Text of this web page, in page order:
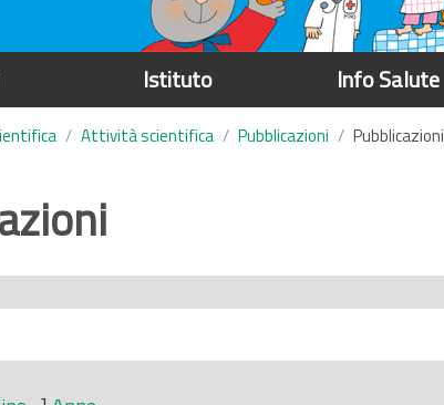
Istituto Info Salute
Attività scientifica Pubblicazioni Pubblicazioni